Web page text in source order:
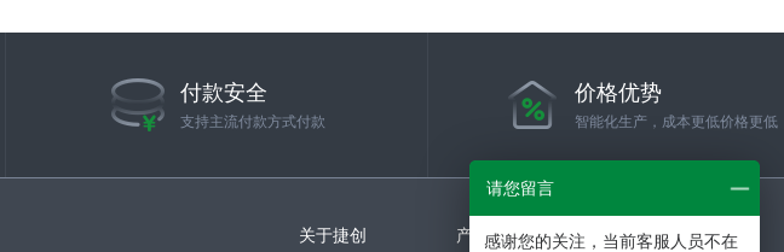
付款安全
支持主流付款方式付款
价格优势
智能化生产，成本更低价格更低
关于捷创 产品服务 工艺介绍
请您留言
感谢您的关注，当前客服人员不在